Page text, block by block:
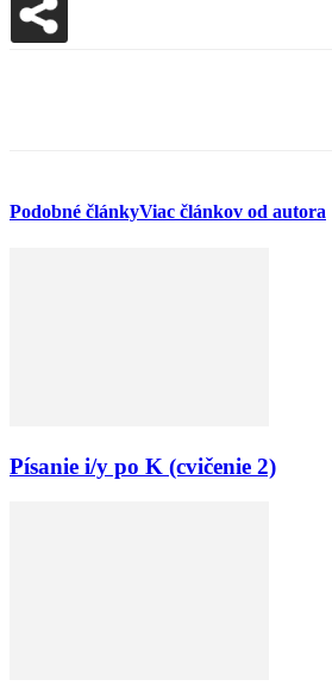
Podobné článkyViac článkov od autora
Písanie i/y po K (cvičenie 2)